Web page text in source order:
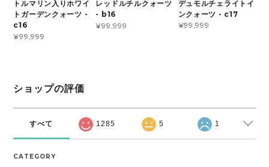
トルマリン入りホワイ
トガーデンクォーツ -
c16
¥99,999
レッドルチルクォーツ
- b16
¥99,999
デュモルチェライトイ
ンクォーツ - c17
¥99,999
ショップの評価
すべて 1285 5 1
CATEGORY